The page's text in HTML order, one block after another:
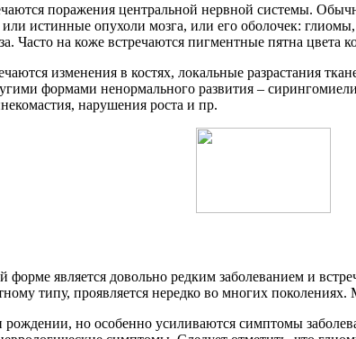
поражения центральной нервной системы.
истинные опухоли мозга, или его оболочек:
Часто на коже встречаются пигментные пятна цвета
изменения в костях, локальные разрастания
формами ненормального развития –
нарушения роста и пр.
форме является довольно редким заболеванием и
типу, проявляется нередко во многих
но особенно усиливаются симптомы